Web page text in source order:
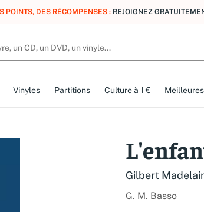
POINTS, DES RÉCOMPENSES : REJOIGNEZ
Vinyles Partitions Culture à 1 €
Gilbert
G. M. Basso